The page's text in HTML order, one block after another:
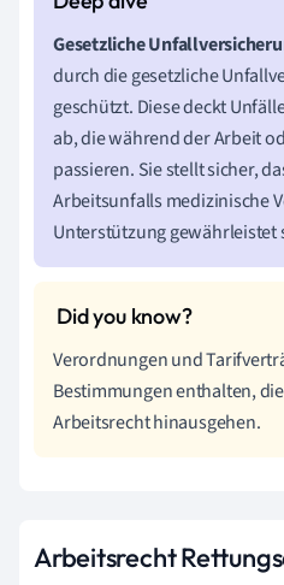
Gesetzliche
durch die gesetzliche
geschützt. Diese deckt
ab, die während der Arbeit
passieren. Sie stellt sicher,
Arbeitsunfalls medizinische
Unterstützung gewährleistet
Verordnungen und
Bestimmungen enthalten,
Arbeitsrecht hinausgehen.
Arbeitsrecht